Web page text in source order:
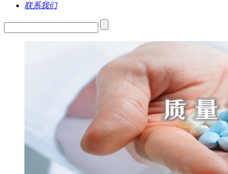
联系我们